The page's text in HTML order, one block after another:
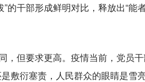
的干部形成鲜明对比，释放出“能
但要求更高。疫情当前，党员
敷衍塞责，人民群众的眼睛是雪